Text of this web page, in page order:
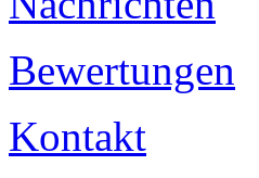
Bewertungen
Kontakt